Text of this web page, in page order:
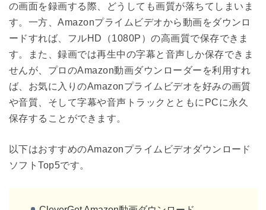
の画面を録画する際、どうしても画質が落ちてしまいま
す。一方、Amazonプライムビデオから動画をダウンロ
ードすれば、フルHD（1080P）の高画質で保存できま
す。また、録画では再生中の字幕と音声しか保存できま
せんが、プロのAmazon動画ダウンローダーを利用すれ
ば、お気に入りのAmazonプライムビデオを好みの画質
や音質、そして字幕や音声トラックとともにPCに永久
保存することができます。
以下はおすすめのAmazonプライムビデオダウンロード
ソフトTop5です。